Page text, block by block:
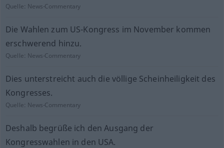
Quelle: News-Commentary
Die Wahlen zum US-Kongress im November kommen
erschwerend hinzu.
Quelle: News-Commentary
Dies unterstreicht auch die völlige Scheinheiligkeit des
Kongresses.
Quelle: News-Commentary
Deshalb begrüße ich den Ausgang der
Kongresswahlen in den USA.